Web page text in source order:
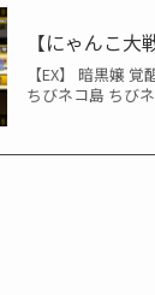
【にゃんこ
【EX】 暗黒嬢
ちびネコ島 ちび